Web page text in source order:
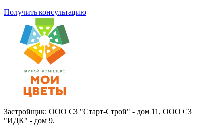
Получить консультацию
Застройщик: ООО СЗ "Старт-Строй" - дом 11, ООО СЗ
"ИДК" - дом 9.